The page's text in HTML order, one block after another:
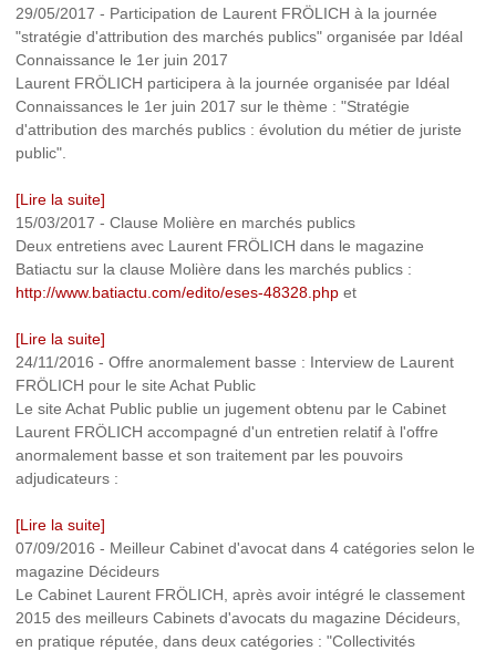
29/05/2017 - Participation de Laurent FRÖLICH à la journée
"stratégie d'attribution des marchés publics" organisée par Idéal
Connaissance le 1er juin 2017
Laurent FRÖLICH participera à la journée organisée par Idéal
Connaissances le 1er juin 2017 sur le thème : "Stratégie
d'attribution des marchés publics : évolution du métier de juriste
public".
[Lire la suite]
15/03/2017 - Clause Molière en marchés publics
Deux entretiens avec Laurent FRÖLICH dans le magazine
Batiactu sur la clause Molière dans les marchés publics :
http://www.batiactu.com/edito/eses-48328.phpet
[Lire la suite]
24/11/2016 - Offre anormalement basse : Interview de Laurent
FRÖLICH pour le site Achat Public
Le site Achat Public publie un jugement obtenu par le Cabinet
Laurent FRÖLICH accompagné d'un entretien relatif à l'offre
anormalement basse et son traitement par les pouvoirs
adjudicateurs :
[Lire la suite]
07/09/2016 - Meilleur Cabinet d'avocat dans 4 catégories selon le
magazine Décideurs
Le Cabinet Laurent FRÖLICH, après avoir intégré le classement
2015 des meilleurs Cabinets d'avocats du magazine Décideurs,
en pratique réputée, dans deux catégories : "Collectivités